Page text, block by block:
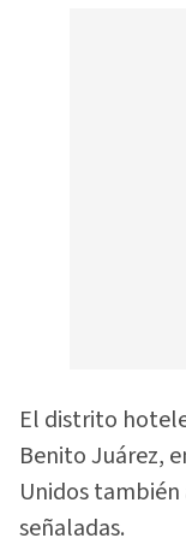
El distrito
Benito Juárez,
Unidos
señaladas.